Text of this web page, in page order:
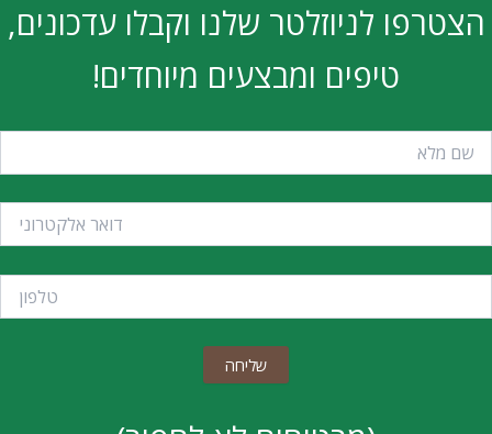
הצטרפו לניוזלטר שלנו וקבלו עדכונים,
טיפים ומבצעים מיוחדים!